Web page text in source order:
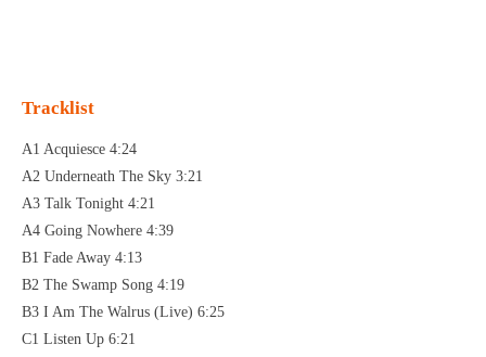
Tracklist
A1 Acquiesce 4:24
A2 Underneath The Sky 3:21
A3 Talk Tonight 4:21
A4 Going Nowhere 4:39
B1 Fade Away 4:13
B2 The Swamp Song 4:19
B3 I Am The Walrus (Live) 6:25
C1 Listen Up 6:21